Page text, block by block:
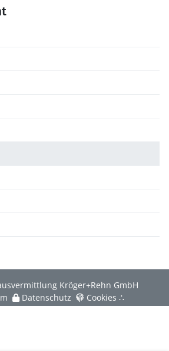
Kröger+Rehn GmbH
Datenschutz Cookies ∴